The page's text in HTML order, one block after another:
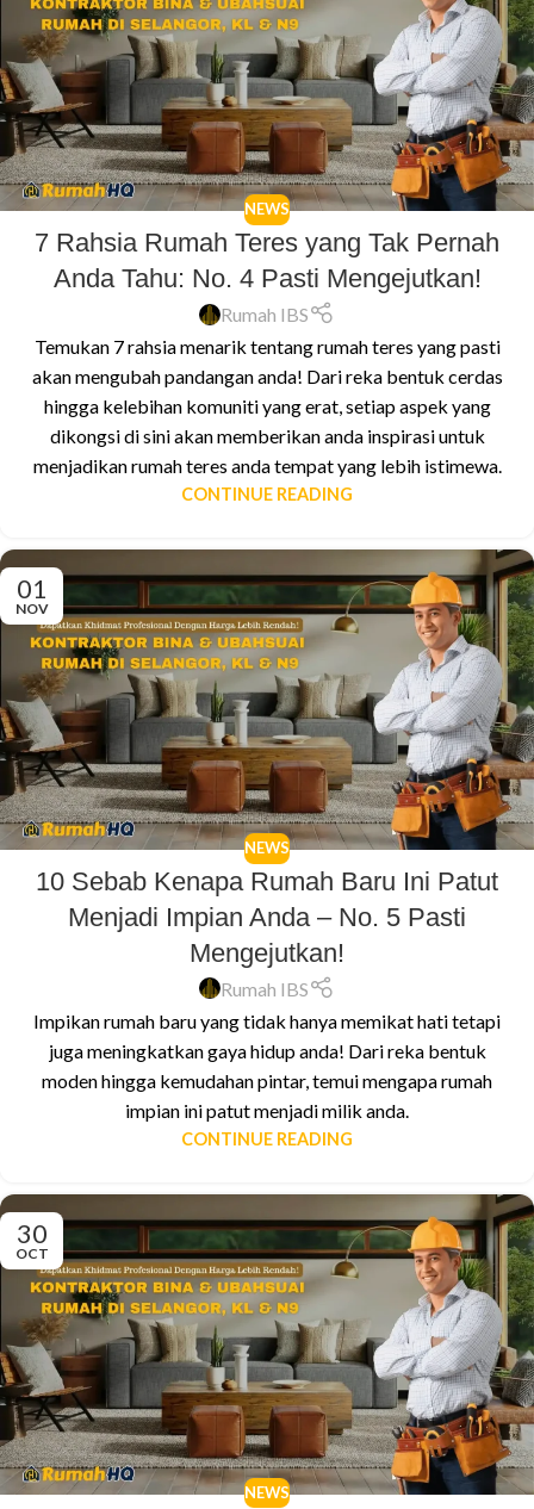
NEWS
7 Rahsia Rumah Teres yang Tak Pernah
Anda Tahu: No. 4 Pasti Mengejutkan!
Rumah IBS
Temukan 7 rahsia menarik tentang rumah teres yang pasti
akan mengubah pandangan anda! Dari reka bentuk cerdas
hingga kelebihan komuniti yang erat, setiap aspek yang
dikongsi di sini akan memberikan anda inspirasi untuk
menjadikan rumah teres anda tempat yang lebih istimewa.
CONTINUE READING
01
NOV
NEWS
10 Sebab Kenapa Rumah Baru Ini Patut
Menjadi Impian Anda – No. 5 Pasti
Mengejutkan!
Rumah IBS
Impikan rumah baru yang tidak hanya memikat hati tetapi
juga meningkatkan gaya hidup anda! Dari reka bentuk
moden hingga kemudahan pintar, temui mengapa rumah
impian ini patut menjadi milik anda.
CONTINUE READING
30
OCT
NEWS